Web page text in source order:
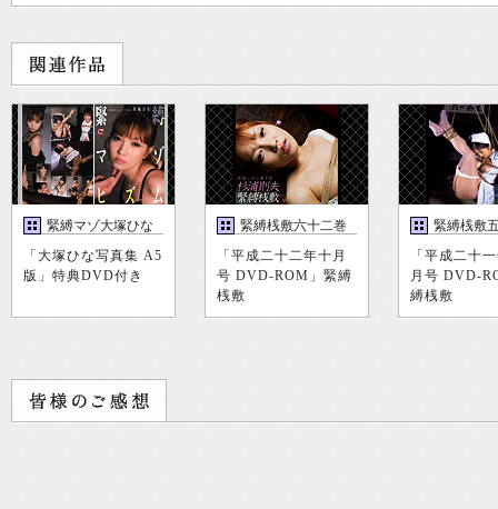
緊縛マゾ大塚ひな
「大塚ひな写真集 A5
版」特典DVD付き
緊縛桟敷六十二巻
「平成二十二年十月
号 DVD-ROM」緊縛
桟敷
緊縛桟敷
「平成二十
月号 DVD-
縛桟敷